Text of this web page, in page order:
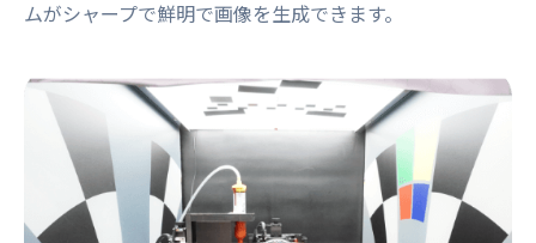
ムがシャープで鮮明で画像を生成できます。